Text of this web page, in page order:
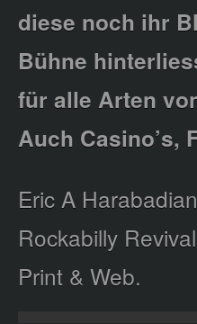
diese noch ihr
Bühne
für alle Arten
Auch Casino’s,
Eric A
Rockabilly
Print & Web.